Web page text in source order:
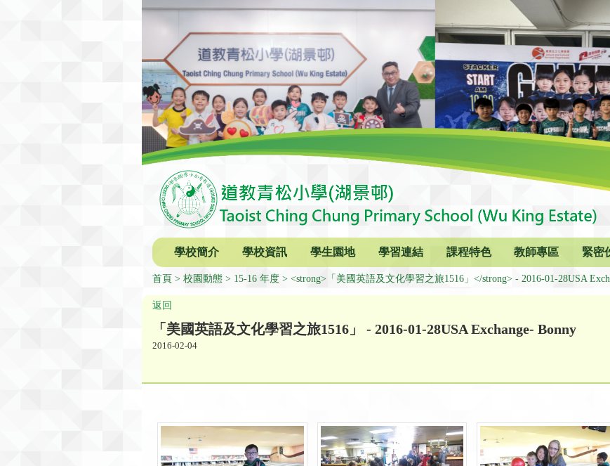
學校簡介 學校資訊 學生園地 學習連結 課程特色 教師專區 緊密
首頁 校園動態 15-16 年度 <strong>「美國英語及文化學習之旅1516」</strong> - 2016-01-28USA
返回
「美國英語及文化學習之旅1516」 - 2016-01-28USA Exchange- Bonny
2016-02-04